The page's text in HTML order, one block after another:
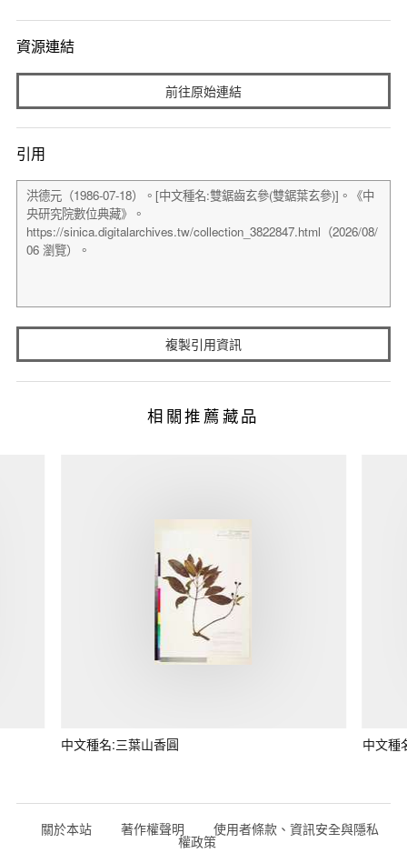
資源連結
前往原始連結
引用
複製引用資訊
相關推薦藏品
中文種名:三葉山香圓 中文種
關於本站 著作權聲明 使用者條款、資訊安全與隱私
權政策